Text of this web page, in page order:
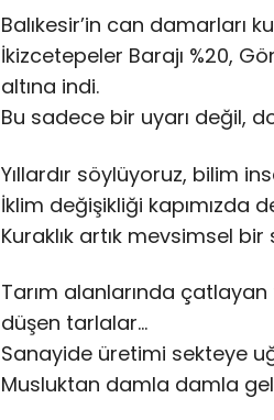
Balıkesir’in can damarları
İkizcetepeler Barajı %20,
altına indi.
Bu sadece bir uyarı değil,
Yıllardır söylüyoruz, bilim
İklim değişikliği kapımızda
Kuraklık artık mevsimsel bir
Tarım alanlarında
düşen tarlalar…
Sanayide üretimi sekteye
Musluktan damla damla